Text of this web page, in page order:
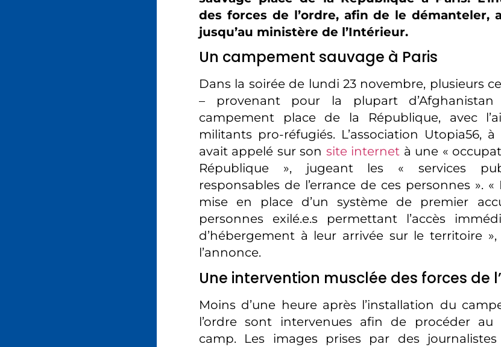
des forces de l’ordre, afin de le démanteler,
jusqu’au ministère de l’Intérieur.
Un campement sauvage à Paris
Dans la soirée de lundi 23 novembre, plusieurs
– provenant pour la plupart
campement place de la République, avec
militants pro-réfugiés. L’association Utopia56,
avait appelé sur son site internet à une «
République », jugeant les « services
responsables de l’errance de ces personnes ».
mise en place d’un système de premier
personnes exilé.e.s permettant l’accès
d’hébergement à leur arrivée sur le territoire
l’annonce.
Une intervention musclée des forces de
Moins d’une heure après l’installation du
l’ordre sont intervenues afin de procéder
camp. Les images prises par des